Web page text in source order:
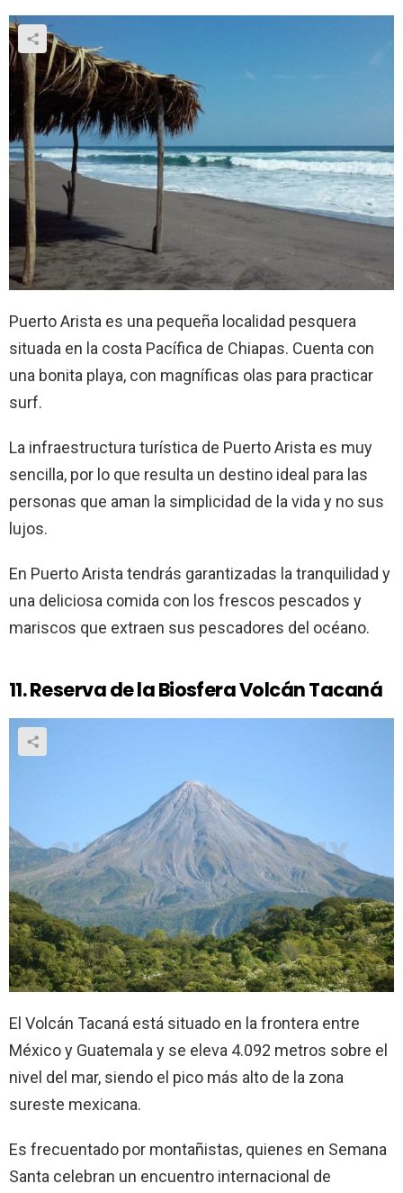
Puerto Arista es una pequeña localidad pesquera
situada en la costa Pacífica de Chiapas. Cuenta con
una bonita playa, con magníficas olas para practicar
surf.
La infraestructura turística de Puerto Arista es muy
sencilla, por lo que resulta un destino ideal para las
personas que aman la simplicidad de la vida y no sus
lujos.
En Puerto Arista tendrás garantizadas la tranquilidad y
una deliciosa comida con los frescos pescados y
mariscos que extraen sus pescadores del océano.
11. Reserva de la Biosfera Volcán Tacaná
El Volcán Tacaná está situado en la frontera entre
México y Guatemala y se eleva 4.092 metros sobre el
nivel del mar, siendo el pico más alto de la zona
sureste mexicana.
Es frecuentado por montañistas, quienes en Semana
Santa celebran un encuentro internacional de